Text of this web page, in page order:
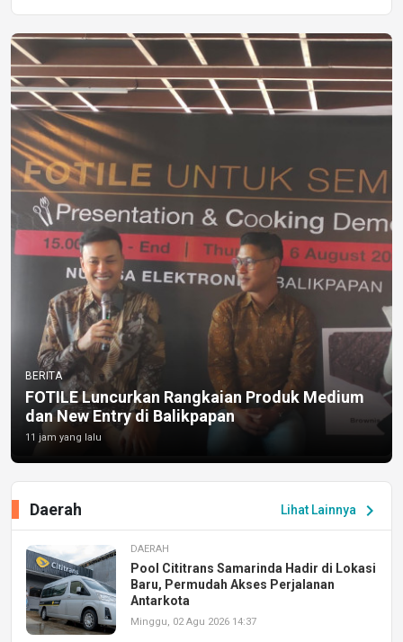
BERITA
FOTILE Luncurkan Rangkaian Produk Medium
dan New Entry di Balikpapan
11 jam yang lalu
Lihat Lainnya chevron_right
Daerah
DAERAH
Pool Cititrans Samarinda Hadir di Lokasi
Baru, Permudah Akses Perjalanan
Antarkota
Minggu, 02 Agu 2026 14:37